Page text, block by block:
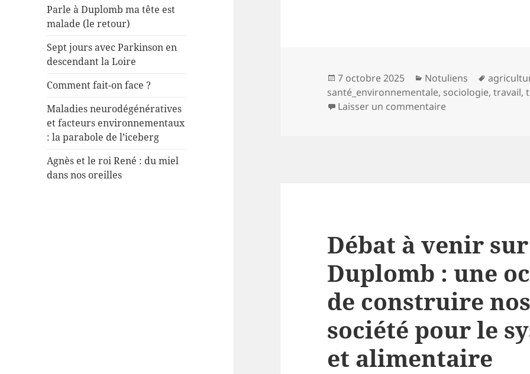
Parle à Duplomb ma tête est
malade (le retour)
Sept jours avec Parkinson en
descendant la Loire
Comment fait-on face ?
Maladies neurodégénératives
et facteurs environnementaux
: la parabole de l’iceberg
Agnès et le roi René : du miel
dans nos oreilles
Publié
le
7 octobre 2025 Catégories
Notuliens
Mots-
clés
santé_environnementale, sociologie,travail,
Laisser un commentairesur Jean-Noël
Débat à venir
Duplomb : une
de construire
société pour le
et alimentaire